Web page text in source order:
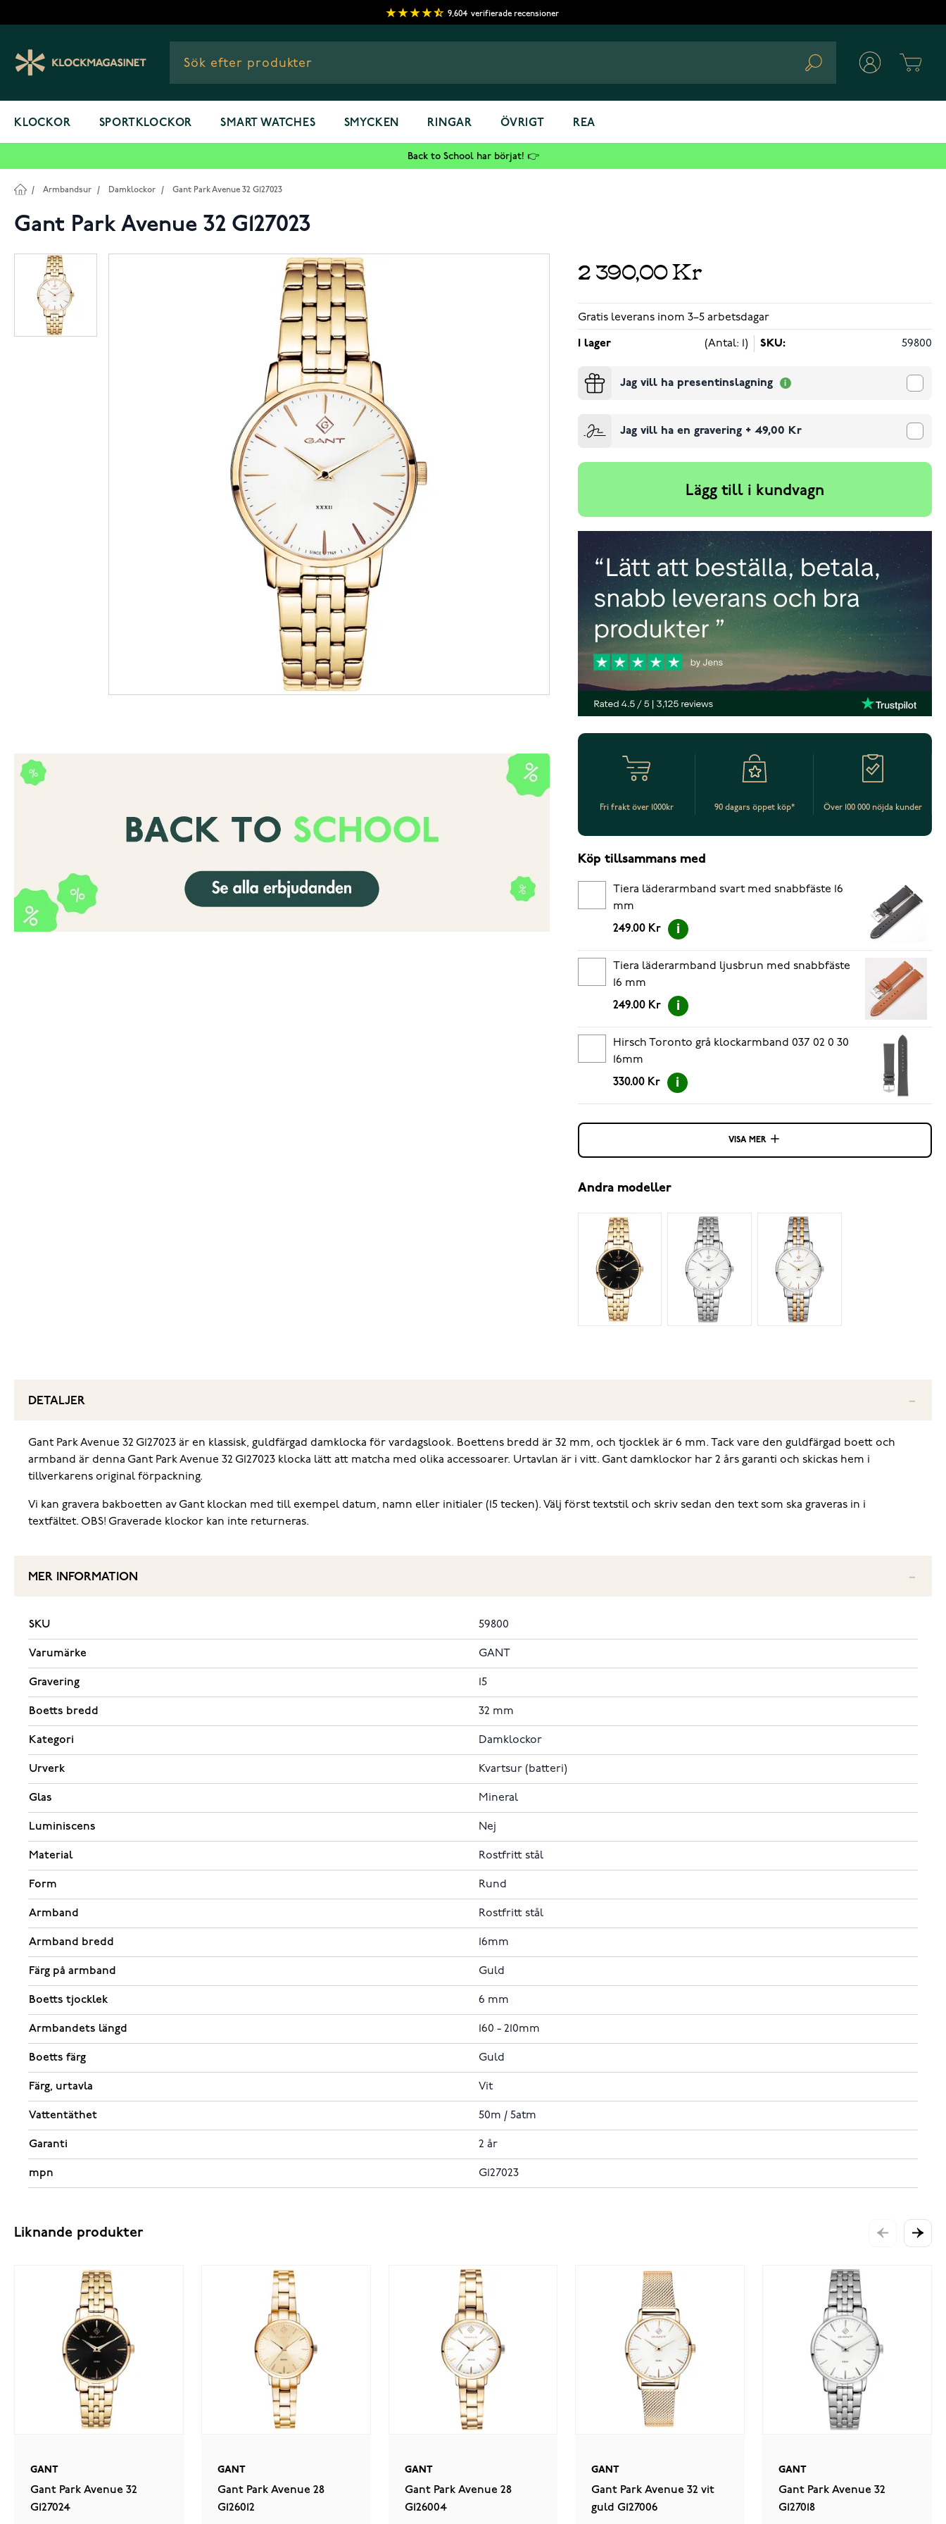
9,604 verifierade recensioner
Search
KLOCKOR SPORTKLOCKOR SMART WATCHES SMYCKEN RINGAR ÖVRIGT REA
Back to School har börjat! 👉
/ Armbandsur / Damklockor / Gant Park Avenue 32 G127023
Gant Park Avenue 32 G127023
2 390,00 Kr
Gratis leverans inom 3–5 arbetsdagar
I lager (Antal: 1) SKU: 59800
Jag vill ha presentinslagning
Jag vill ha en gravering+ 49,00 Kr
Lägg till i kundvagn
Fri frakt över 1000kr 90 dagars öppet köp* Över 100 000 nöjda kunder
Köp tillsammans med
Tiera läderarmband svart med snabbfäste 16
mm
249.00 Kr
Tiera läderarmband ljusbrun med snabbfäste
16 mm
249.00 Kr
Hirsch Toronto grå klockarmband 037 02 0 30
16mm
330.00 Kr
VISA MER
Andra modeller
DETALJER
Gant Park Avenue 32 G127023 är en klassisk, guldfärgad damklocka för vardagslook. Boettens bredd är 32 mm, och tjocklek är 6 mm. Tack vare den guldfärgad boett och
armband är denna Gant Park Avenue 32 G127023 klocka lätt att matcha med olika accessoarer. Urtavlan är i vitt. Gant damklockor har 2 års garanti och skickas hem i
tillverkarens original förpackning.
Vi kan gravera bakboetten av Gant klockan med till exempel datum, namn eller initialer (15 tecken). Välj först textstil och skriv sedan den text som ska graveras in i
textfältet. OBS! Graverade klockor kan inte returneras.
MER INFORMATION
SKU 59800
Varumärke GANT
Gravering 15
Boetts bredd 32 mm
Kategori Damklockor
Urverk Kvartsur (batteri)
Glas Mineral
Luminiscens Nej
Material Rostfritt stål
Form Rund
Armband Rostfritt stål
Armband bredd 16mm
Färg på armband Guld
Boetts tjocklek 6 mm
Armbandets längd 160 - 210mm
Boetts färg Guld
Färg, urtavla Vit
Vattentäthet 50m / 5atm
Garanti 2 år
mpn G127023
Liknande produkter
GANT
Gant Park Avenue 32
G127024
GANT
Gant Park Avenue 28
G126012
GANT
Gant Park Avenue 28
G126004
GANT
Gant Park Avenue 32 vit
guld G127006
GANT
Gant Park Avenue 32
G127018